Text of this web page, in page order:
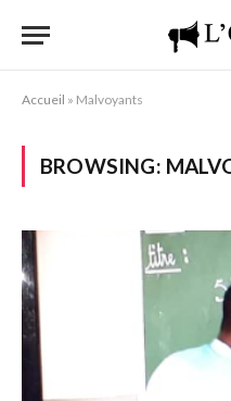
Accueil » Malvoyants
BROWSING: